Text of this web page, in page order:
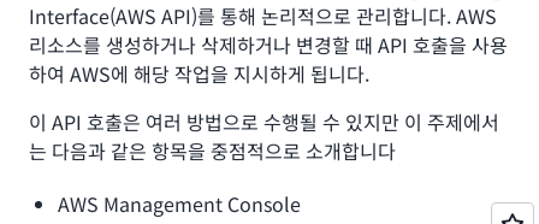
Interface(AWS API)를 통해 논리적으로 관리합니다. AWS
리소스를 생성하거나 삭제하거나 변경할 때 API 호출을 사용
하여 AWS에 해당 작업을 지시하게 됩니다.
이 API 호출은 여러 방법으로 수행될 수 있지만 이 주제에서
는 다음과 같은 항목을 중점적으로 소개합니다
AWS Management Console